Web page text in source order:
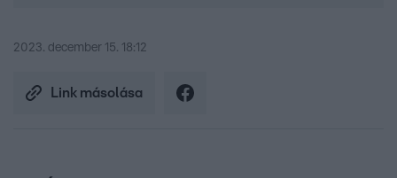
2023. december 15. 18:12
Link másolása